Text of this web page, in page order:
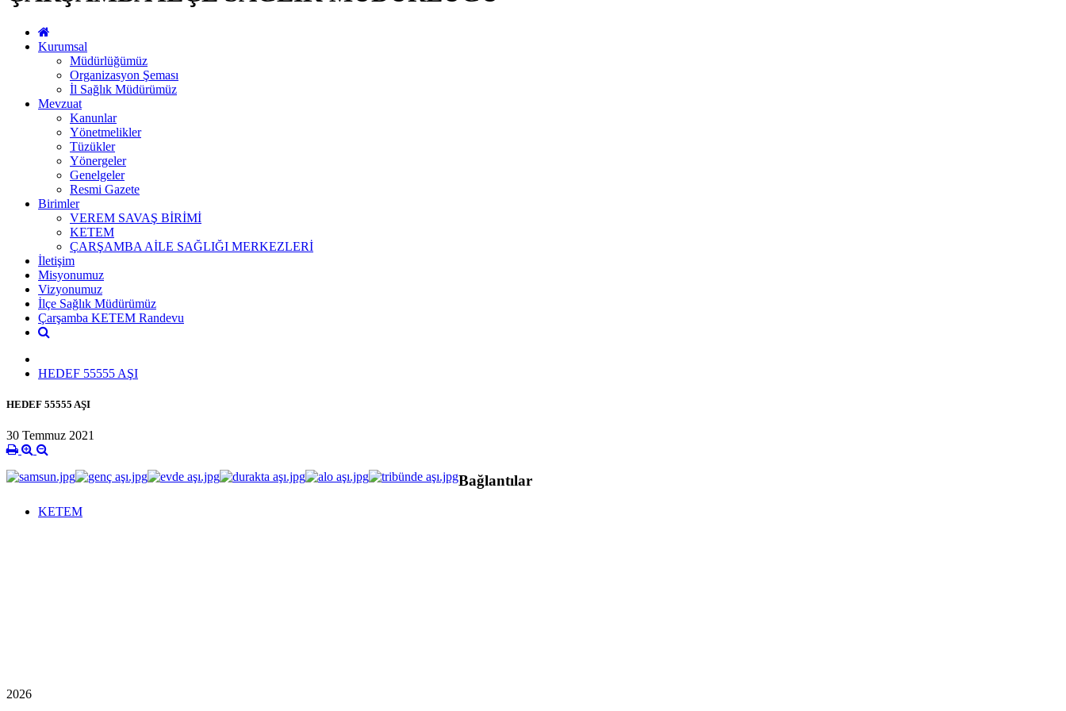
Kurumsal
Müdürlüğümüz
Organizasyon Şeması
İl Sağlık Müdürümüz
Mevzuat
Kanunlar
Yönetmelikler
Tüzükler
Yönergeler
Genelgeler
Resmi Gazete
Birimler
VEREM SAVAŞ BİRİMİ
KETEM
ÇARŞAMBA AİLE SAĞLIĞI MERKEZLERİ
İletişim
Misyonumuz
Vizyonumuz
İlçe Sağlık Müdürümüz
Çarşamba KETEM Randevu
HEDEF 55555 AŞI
HEDEF 55555 AŞI
30 Temmuz 2021
Bağlantılar
KETEM
2026